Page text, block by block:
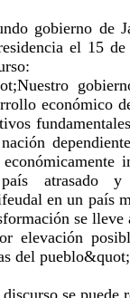
gobierno de
el 15
económico
atrasado y
en un país
se
elevación
del
discurso se puede